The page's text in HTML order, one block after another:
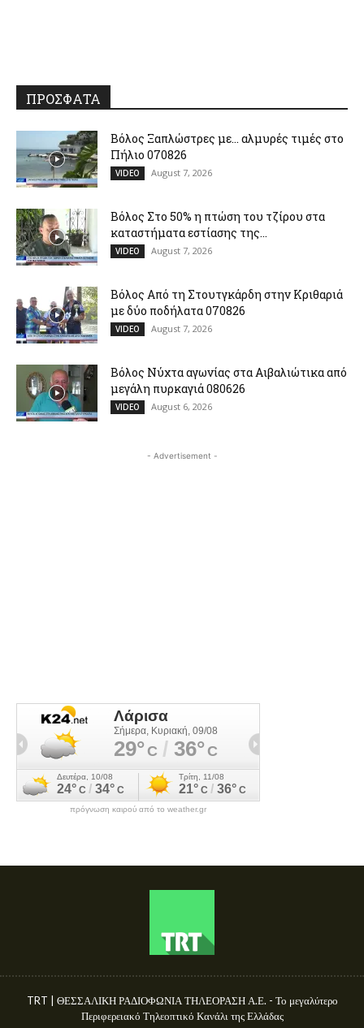
ΠΡΟΣΦΑΤΑ
Βόλος Ξαπλώστρες με… αλμυρές τιμές στο
Πήλιο 070826
VIDEO August 7, 2026
Βόλος Στο 50% η πτώση του τζίρου στα
καταστήματα εστίασης της...
VIDEO August 7, 2026
Βόλος Από τη Στουτγκάρδη στην Κριθαριά
με δύο ποδήλατα 070826
VIDEO August 7, 2026
Βόλος Νύχτα αγωνίας στα Αιβαλιώτικα από
μεγάλη πυρκαγιά 080626
VIDEO August 6, 2026
- Advertisement -
πρόγνωση καιρού από το weather.gr
TRT | ΘΕΣΣΑΛΙΚΗ ΡΑΔΙΟΦΩΝΙΑ ΤΗΛΕΟΡΑΣΗ Α.Ε. - Το μεγαλύτερο
Περιφερειακό Τηλεοπτικό Κανάλι της Ελλάδας